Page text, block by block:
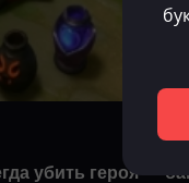
убить героя —